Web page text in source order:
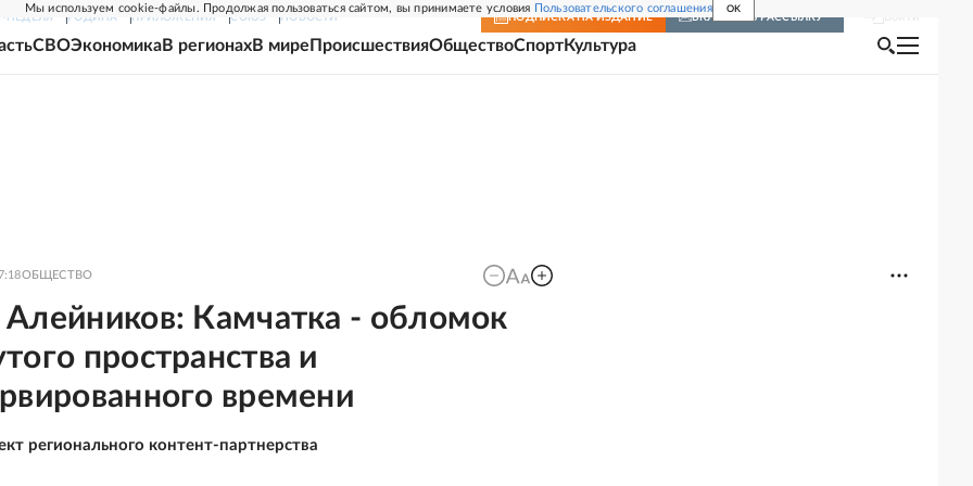
Мы используем cookie-файлы. Продолжая пользоваться сайтом, вы принимаете условия Пользовательского соглашения OK
НЕДЕЛЯ РОДИНА ПРИЛОЖЕНИЯ СОЮЗ НОВОСТИ ПОДПИСКА НА ИЗДАНИЕ ВКЛЮЧИТЬ РАССЫЛКУ
СВОЭкономикаВ регионахВ мире ПроисшествияОбществоСпортКультура
ОБЩЕСТВО
Камчатка - обломок
пространства и
времени
регионального контент-партнерства